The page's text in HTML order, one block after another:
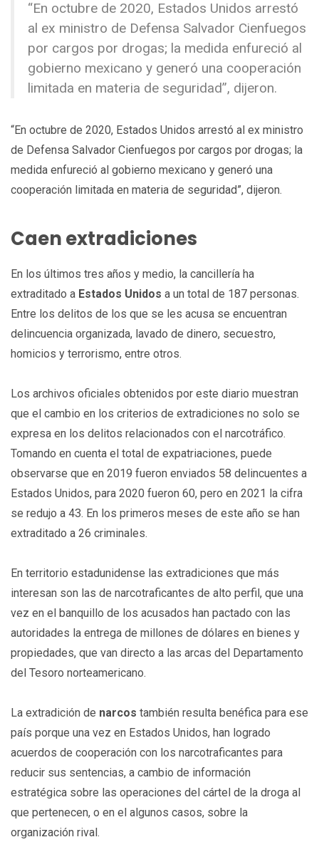
“En octubre de 2020, Estados Unidos arrestó
al ex ministro de Defensa Salvador Cienfuegos
por cargos por drogas; la medida enfureció al
gobierno mexicano y generó una cooperación
limitada en materia de seguridad”, dijeron.
“En octubre de 2020, Estados Unidos arrestó al ex ministro
de Defensa Salvador Cienfuegos por cargos por drogas; la
medida enfureció al gobierno mexicano y generó una
cooperación limitada en materia de seguridad”, dijeron.
Caen extradiciones
En los últimos tres años y medio, la cancillería ha
extraditado a Estados Unidos a un total de 187 personas.
Entre los delitos de los que se les acusa se encuentran
delincuencia organizada, lavado de dinero, secuestro,
homicios y terrorismo, entre otros.
Los archivos oficiales obtenidos por este diario muestran
que el cambio en los criterios de extradiciones no solo se
expresa en los delitos relacionados con el narcotráfico.
Tomando en cuenta el total de expatriaciones, puede
observarse que en 2019 fueron enviados 58 delincuentes a
Estados Unidos, para 2020 fueron 60, pero en 2021 la cifra
se redujo a 43. En los primeros meses de este año se han
extraditado a 26 criminales.
En territorio estadunidense las extradiciones que más
interesan son las de narcotraficantes de alto perfil, que una
vez en el banquillo de los acusados han pactado con las
autoridades la entrega de millones de dólares en bienes y
propiedades, que van directo a las arcas del Departamento
del Tesoro norteamericano.
La extradición de narcos también resulta benéfica para ese
país porque una vez en Estados Unidos, han logrado
acuerdos de cooperación con los narcotraficantes para
reducir sus sentencias, a cambio de información
estratégica sobre las operaciones del cártel de la droga al
que pertenecen, o en el algunos casos, sobre la
organización rival.